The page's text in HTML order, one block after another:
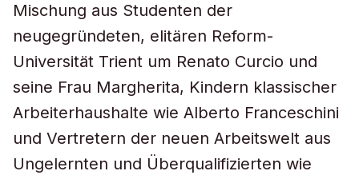
Mischung aus Studenten der
neugegründeten, elitären Reform-
Universität Trient um Renato Curcio und
seine Frau Margherita, Kindern klassischer
Arbeiterhaushalte wie Alberto Franceschini
und Vertretern der neuen Arbeitswelt aus
Ungelernten und Überqualifizierten wie